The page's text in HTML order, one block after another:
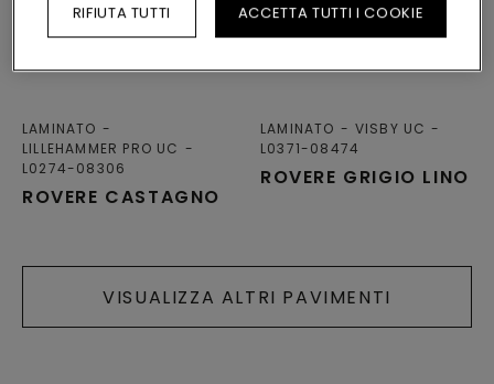
ROVERE CASTAGNO
LAMINATO
LILLEHAMMER PRO UC
L0274-08306
ROVERE GRIGIO LINO
LAMINATO
VISBY UC
L0371-08474
VISUALIZZA ALTRI PAVIMENTI
RIFIUTA TUTTI ACCETTA TUTTI I COOKIE